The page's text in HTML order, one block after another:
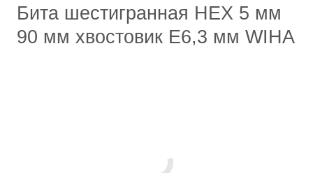
Бита шестигранная HEX 5 мм
90 мм хвостовик E6,3 мм WIHA